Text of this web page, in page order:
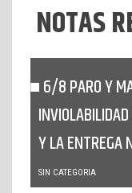
NOTAS
6/8 PARO Y
Y LA ENTREGA
SIN CATEGORIA